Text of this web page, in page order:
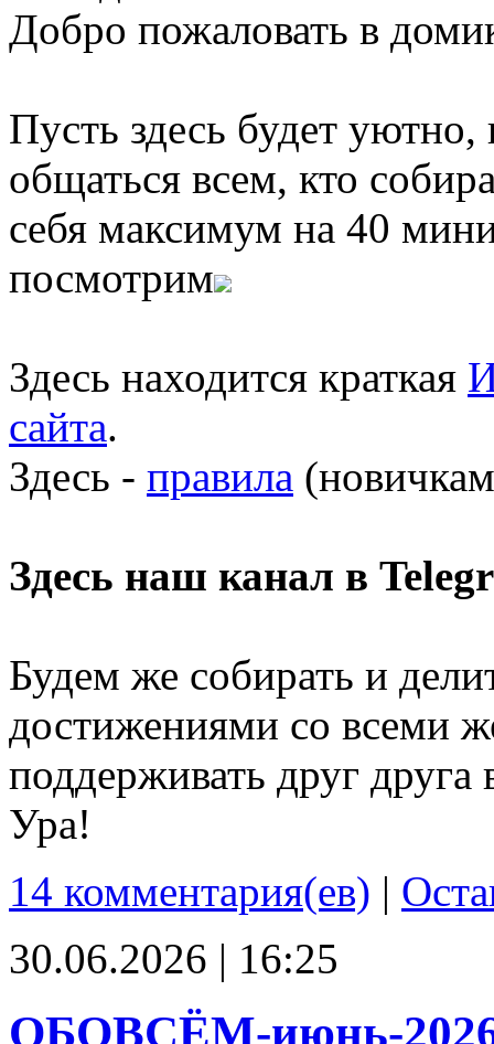
Добро пожаловать в
Пусть здесь будет
общаться всем, кто
себя максимум на 40
посмотрим
Здесь находится краткая
сайта.
Здесь - правила
Здесь наш канал в
Будем же собирать и
достижениями со всеми
поддерживать друг
Ура!
14 комментария(ев) |
30.06.2026 | 16:25
ОБОВСЁМ-июнь-